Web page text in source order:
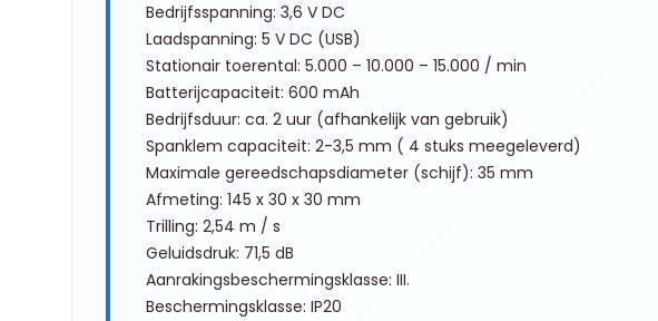
Bedrijfsspanning: 3,6 V DC
Laadspanning: 5 V DC (USB)
Stationair toerental: 5.000 – 10.000 – 15.000 / min
Batterijcapaciteit: 600 mAh
Bedrijfsduur: ca. 2 uur (afhankelijk van gebruik)
Spanklem capaciteit: 2-3,5 mm ( 4 stuks meegeleverd)
Maximale gereedschapsdiameter (schijf): 35 mm
Afmeting: 145 x 30 x 30 mm
Trilling: 2,54 m / s
Geluidsdruk: 71,5 dB
Aanrakingsbeschermingsklasse: III.
Beschermingsklasse: IP20